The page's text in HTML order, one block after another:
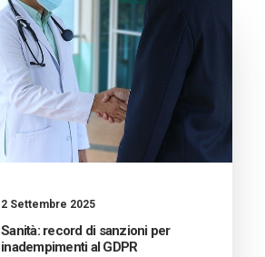
2 Settembre 2025
Sanità: record di sanzioni per
inadempimenti al GDPR